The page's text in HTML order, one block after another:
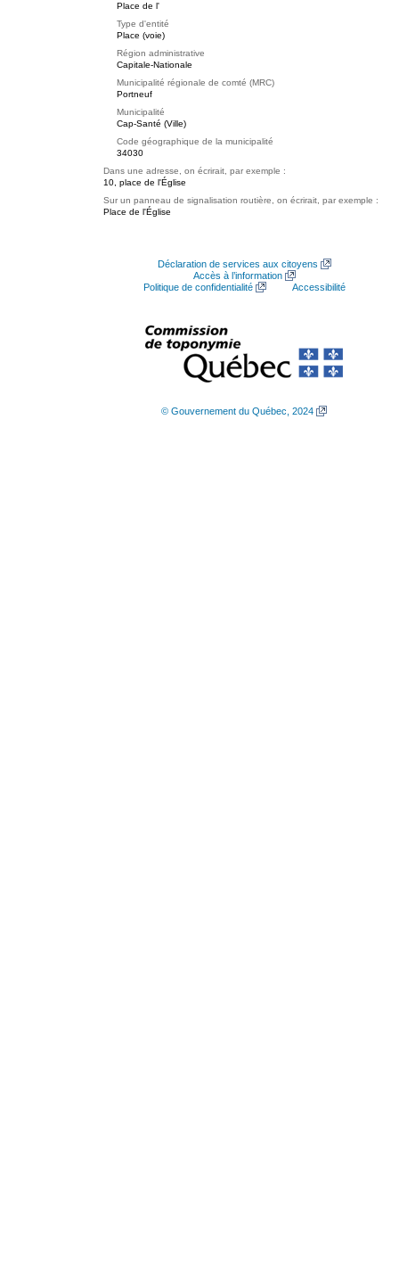
Place de l'
Type d'entité
Place (voie)
Région administrative
Capitale-Nationale
Municipalité régionale de comté (MRC)
Portneuf
Municipalité
Cap-Santé (Ville)
Code géographique de la municipalité
34030
Dans une adresse, on écrirait, par exemple :
10, place de l'Église
Sur un panneau de signalisation routière, on écrirait, par exemple :
Place de l'Église
Déclaration de services aux citoyens
Accès à l’information
Politique de confidentialité
Accessibilité
© Gouvernement du Québec, 2024